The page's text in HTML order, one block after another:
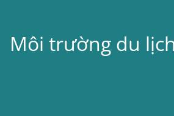
Môi trường du